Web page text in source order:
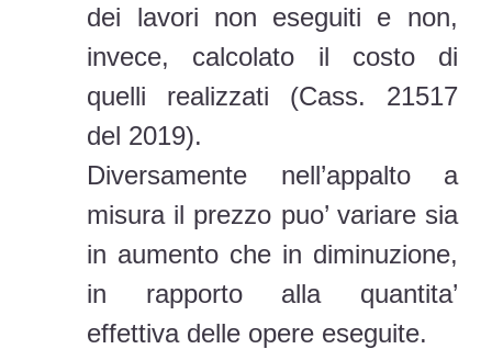
dei lavori non eseguiti e non,
invece, calcolato il costo di
quelli realizzati (Cass. 21517
del 2019).
Diversamente nell’appalto a
misura il prezzo puo’ variare sia
in aumento che in diminuzione,
in rapporto alla quantita’
effettiva delle opere eseguite.